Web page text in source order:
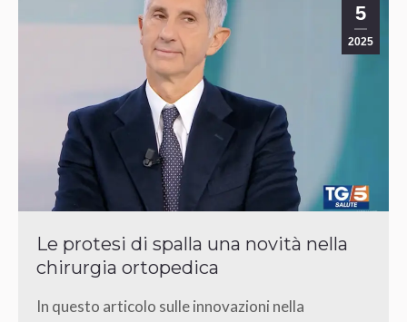
5
2025
Le protesi di spalla una novità nella
chirurgia ortopedica
In questo articolo sulle innovazioni nella